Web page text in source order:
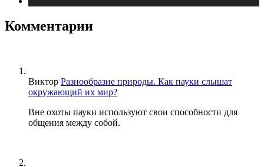
Комментарии
Виктор Разнообразие природы. Как пауки слышат
окружающий их мир?
Вне охоты пауки используют свои способности для
общения между собой.